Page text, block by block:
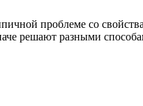
проблеме со
решают разными